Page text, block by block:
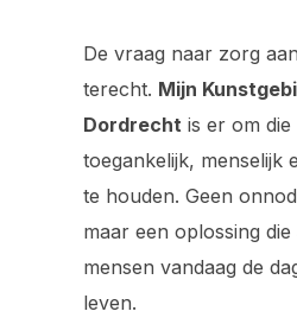
De vraag naar zorg
terecht. Mijn
Dordrecht is er om
toegankelijk, menselijk
te houden. Geen
maar een oplossing
mensen vandaag de
leven.